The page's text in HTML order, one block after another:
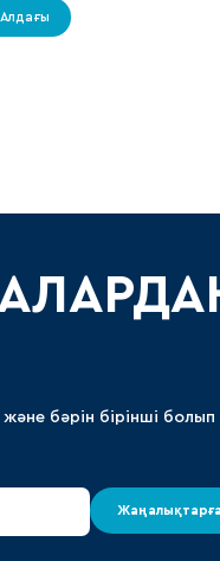
Алдағы
бәрін бірінші болып